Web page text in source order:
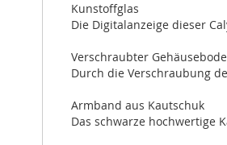
Kunstoffglas
Die Digitalanzeige dieser
Verschraubter
Durch die Verschraubung
Armband aus Kautschuk
Das schwarze hochwertige